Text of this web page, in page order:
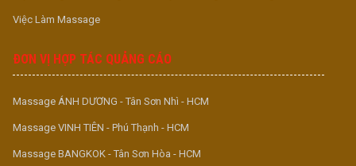
Việc Làm Massage
ĐƠN VỊ HỢP TÁC QUẢNG CÁO
Massage ÁNH DƯƠNG - Tân Sơn Nhì - HCM
Massage VINH TIÊN - Phú Thạnh - HCM
Massage BANGKOK - Tân Sơn Hòa - HCM